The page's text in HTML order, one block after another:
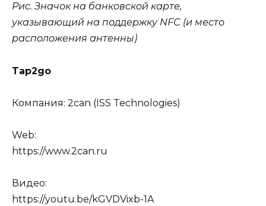
Рис. Значок на банковской карте,
указывающий на поддержку NFC (и место
расположения антенны)
Tap2go
Компания: 2can (ISS Technologies)
Web:
https://www.2can.ru
Видео:
https://youtu.be/kGVDVixb-1A